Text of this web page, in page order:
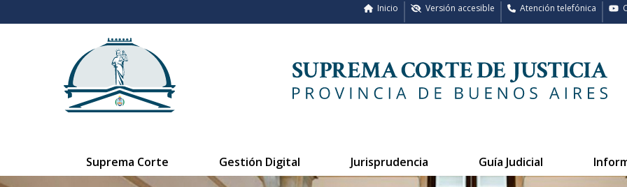
Atención telefónica
Versión accesible
Inicio
Suprema Corte Gestión Digital Jurisprudencia Guía Judicial